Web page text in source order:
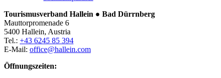
Tourismusverband Hallein ● Bad Dürrnberg
Mauttorpromenade 6
5400 Hallein, Austria
Tel.: +43 6245 85 394
E-Mail: office@hallein.com
Öffnungszeiten: